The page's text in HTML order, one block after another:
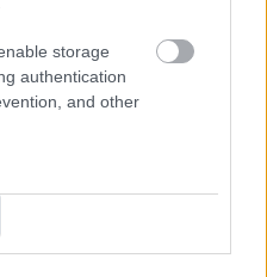
storage
authentication
and other
"Maradjanak
igék, amelyeket
IS; 2 KIÍRT